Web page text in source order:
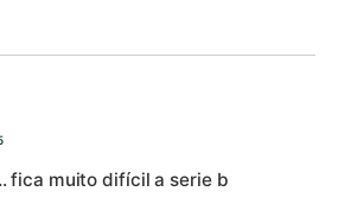
fica muito difícil a serie b